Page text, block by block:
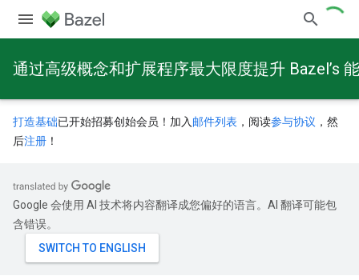
通过高级概念和扩展程序最大限度提升 Bazel’s
打造基础已开始招募创始会员！加入 邮件列表 ，阅读参与协议 ，然
后注册 ！
Google 会使用 AI 技术将内容翻译成您偏好的语言。AI 翻译可能包
含错误。